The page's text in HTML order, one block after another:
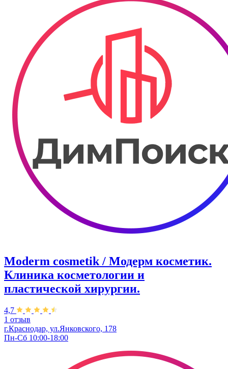
Moderm cosmetik / Модерм косметик.
Клиника косметологии и
пластической хирургии.
4,7
1 отзыв
г.Краснодар, ул.Янковского, 178
Пн-Сб 10:00-18:00